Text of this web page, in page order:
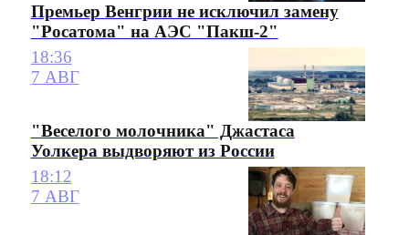
Премьер Венгрии не исключил замену
"Росатома" на АЭС "Пакш-2"
18:36
7 АВГ
"Веселого молочника" Джастаса
Уолкера выдворяют из России
18:12
7 АВГ